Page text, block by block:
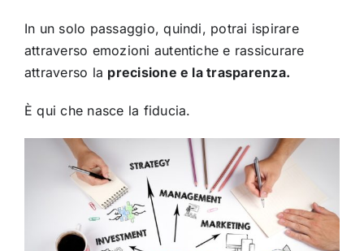
In un solo passaggio, quindi, potrai ispirare
attraverso emozioni autentiche e rassicurare
attraverso la precisione e la trasparenza.
È qui che nasce la fiducia.